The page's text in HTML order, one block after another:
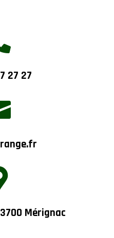
27 27
Mérignac